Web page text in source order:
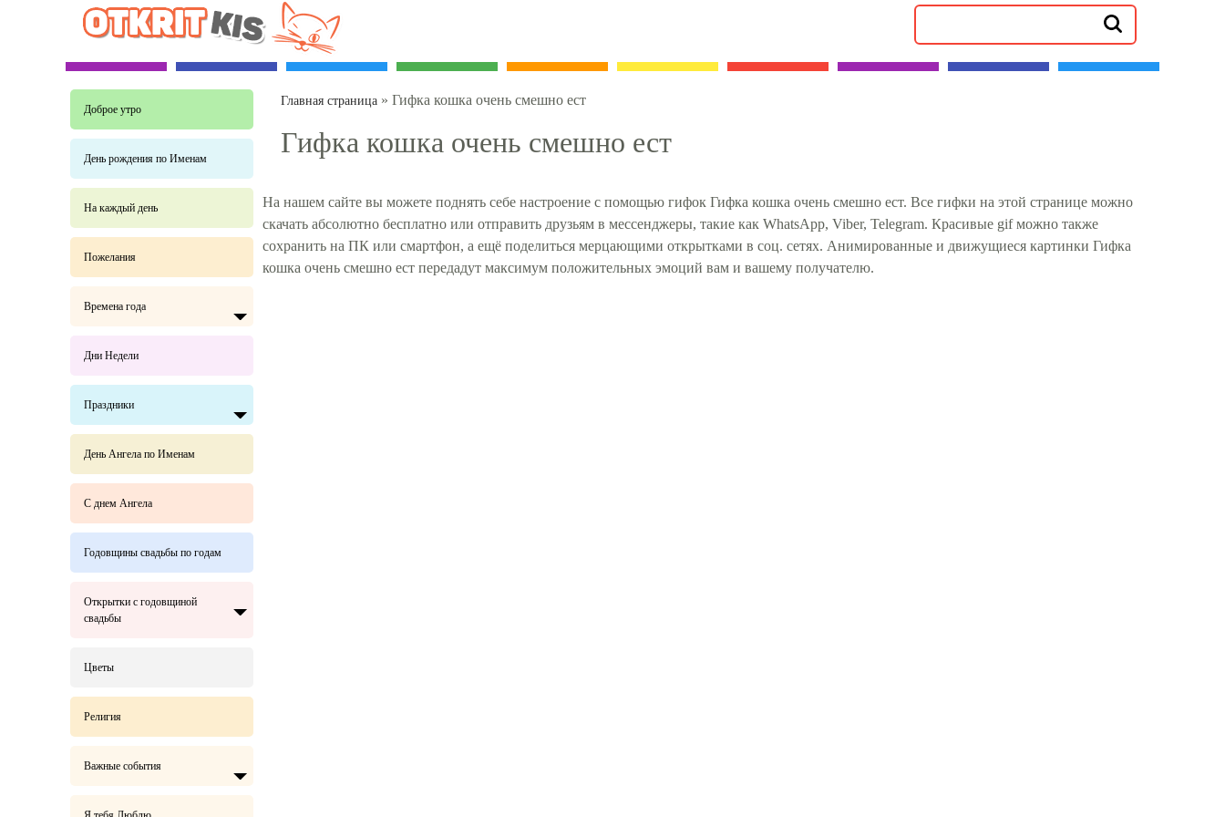
Доброе утро
День рождения по Именам
На каждый день
Пожелания
Времена года
Дни Недели
Праздники
День Ангела по Именам
С днем Ангела
Годовщины свадьбы по годам
Открытки с годовщиной
свадьбы
Цветы
Религия
Важные события
Главная страница » Гифка кошка очень смешно ест
Гифка кошка очень смешно ест
На нашем сайте вы можете поднять себе настроение с помощью гифок Гифка кошка очень смешно ест. Все гифки на этой странице можно
скачать абсолютно бесплатно или отправить друзьям в мессенджеры, такие как WhatsApp, Viber, Telegram. Красивые gif можно также
сохранить на ПК или смартфон, а ещё поделиться мерцающими открытками в соц. сетях. Анимированные и движущиеся картинки Гифка
кошка очень смешно ест передадут максимум положительных эмоций вам и вашему получателю.